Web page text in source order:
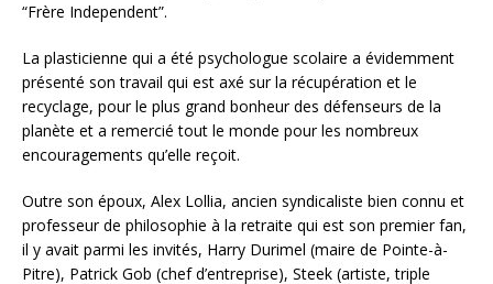
“Frère Independent”.
La plasticienne qui a été psychologue scolaire a évidemment
présenté son travail qui est axé sur la récupération et le
recyclage, pour le plus grand bonheur des défenseurs de la
planète et a remercié tout le monde pour les nombreux
encouragements qu’elle reçoit.
Outre son époux, Alex Lollia, ancien syndicaliste bien connu et
professeur de philosophie à la retraite qui est son premier fan,
il y avait parmi les invités, Harry Durimel (maire de Pointe-à-
Pitre), Patrick Gob (chef d’entreprise), Steek (artiste, triple